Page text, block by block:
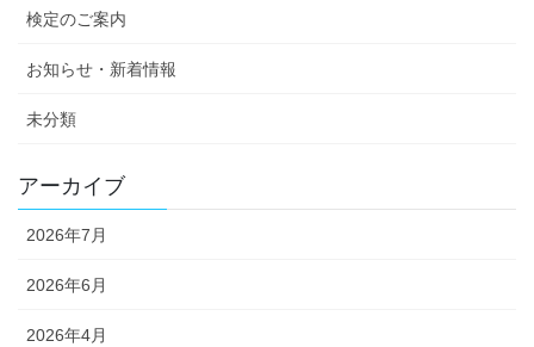
検定のご案内
お知らせ・新着情報
未分類
アーカイブ
2026年7月
2026年6月
2026年4月